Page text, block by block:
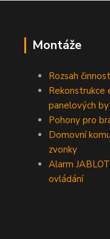
Montáže
Rozsah
panelových
Pohony pro
Domovní
zvonky
Alarm
ovládání